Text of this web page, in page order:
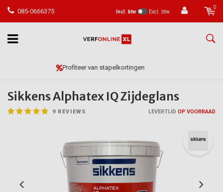
085-0666375 Incl. btw Excl. btw
0
Vóór 23:59 besteld, morgen in huis*
Sikkens Alphatex IQ Zijdeglans
9 REVIEWS LEVERTIJD OP VOORRAAD